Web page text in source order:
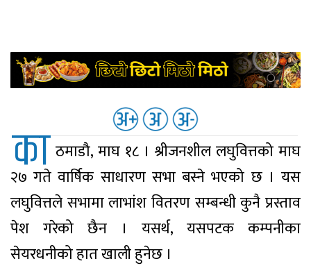
का ठमाडौ, माघ १८ । श्रीजनशील लघुवित्तको माघ
२७ गते वार्षिक साधारण सभा बस्ने भएको छ । यस
लघुवित्तले सभामा लाभांश वितरण सम्बन्धी कुनै प्रस्ताव
पेश गरेको छैन । यसर्थ, यसपटक कम्पनीका
सेयरधनीको हात खाली हुनेछ ।